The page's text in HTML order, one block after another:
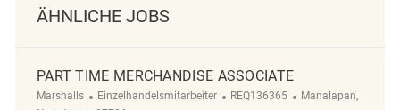
ÄHNLICHE JOBS
PART TIME MERCHANDISE ASSOCIATE
Marshalls Kategorie
Einzelhandelsmitarbeiter ReqId
REQ136365 Ort
Manalapan,